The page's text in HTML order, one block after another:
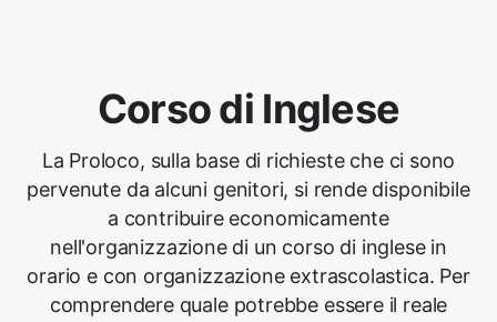
Corso di Inglese
La Proloco, sulla base di richieste che ci sono
pervenute da alcuni genitori, si rende disponibile
a contribuire economicamente
nell'organizzazione di un corso di inglese in
orario e con organizzazione extrascolastica. Per
comprendere quale potrebbe essere il reale